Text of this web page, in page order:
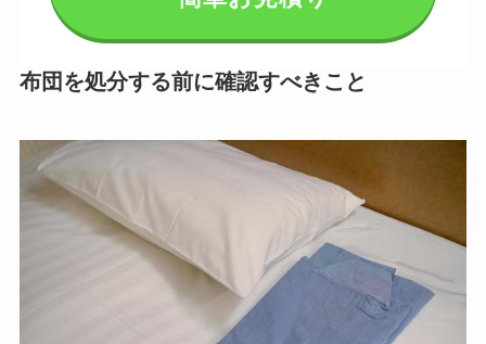
布団を処分する前に確認すべきこと